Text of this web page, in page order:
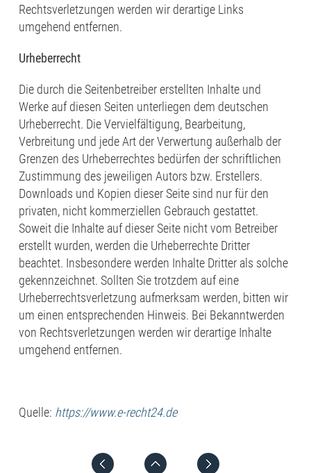
Rechtsverletzungen werden wir derartige Links
umgehend entfernen.
Urheberrecht
Die durch die Seitenbetreiber erstellten Inhalte und
Werke auf diesen Seiten unterliegen dem deutschen
Urheberrecht. Die Vervielfältigung, Bearbeitung,
Verbreitung und jede Art der Verwertung außerhalb der
Grenzen des Urheberrechtes bedürfen der schriftlichen
Zustimmung des jeweiligen Autors bzw. Erstellers.
Downloads und Kopien dieser Seite sind nur für den
privaten, nicht kommerziellen Gebrauch gestattet.
Soweit die Inhalte auf dieser Seite nicht vom Betreiber
erstellt wurden, werden die Urheberrechte Dritter
beachtet. Insbesondere werden Inhalte Dritter als solche
gekennzeichnet. Sollten Sie trotzdem auf eine
Urheberrechtsverletzung aufmerksam werden, bitten wir
um einen entsprechenden Hinweis. Bei Bekanntwerden
von Rechtsverletzungen werden wir derartige Inhalte
umgehend entfernen.
Quelle: https://www.e-recht24.de